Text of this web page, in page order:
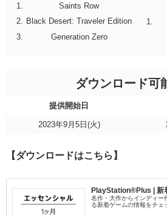
Saints Row
Black Desert: Traveler Edition
Generation Zero
ダウンロード可
提供開始日
2023年9月5日(火)
【ダウンロードはこちら】
PlayStation®Plus | 新
名作・大作からインディ
る新着ゲームの情報をチェ